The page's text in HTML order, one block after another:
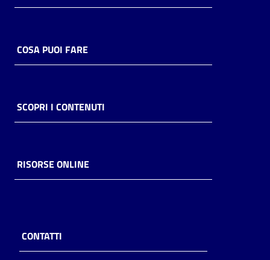
COSA PUOI FARE
SCOPRI I CONTENUTI
RISORSE ONLINE
CONTATTI